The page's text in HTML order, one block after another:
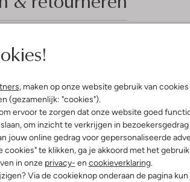
, maken op onze website gebruik van cookies
(gezamenlijk: "cookies").
ervoor te zorgen dat onze website goed
om inzicht te verkrijgen in bezoekersgedrag
jouw online gedrag voor gepersonaliseerde
cookies" te klikken, ga je akkoord met het gebruik
in onze privacy- en cookieverklaring.
Via de cookieknop onderaan de pagina
Ontdek de CAMILLE
meisjes. Deze lage
middag in het park of een
terwijl de rubberen zool grip
makkelijk aan te trekken.
Combineer ze met een
zomerlook. Laat je